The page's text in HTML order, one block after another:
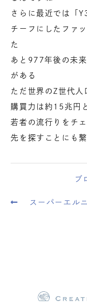
さらに最近では「
チーフにしたファ
た
あと977年後の未
がある
ただ世界のZ世代人
購買力は約15兆円
若者の流行りをチ
先を探すことにも
ブ
スーパーエル